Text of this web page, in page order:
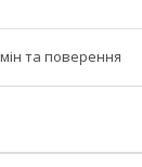
та поверення